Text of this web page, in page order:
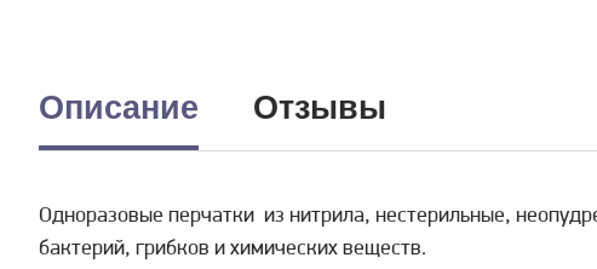
Описание Отзывы
Одноразовые перчатки из нитрила, нестерильные,
бактерий, грибков и химических веществ.